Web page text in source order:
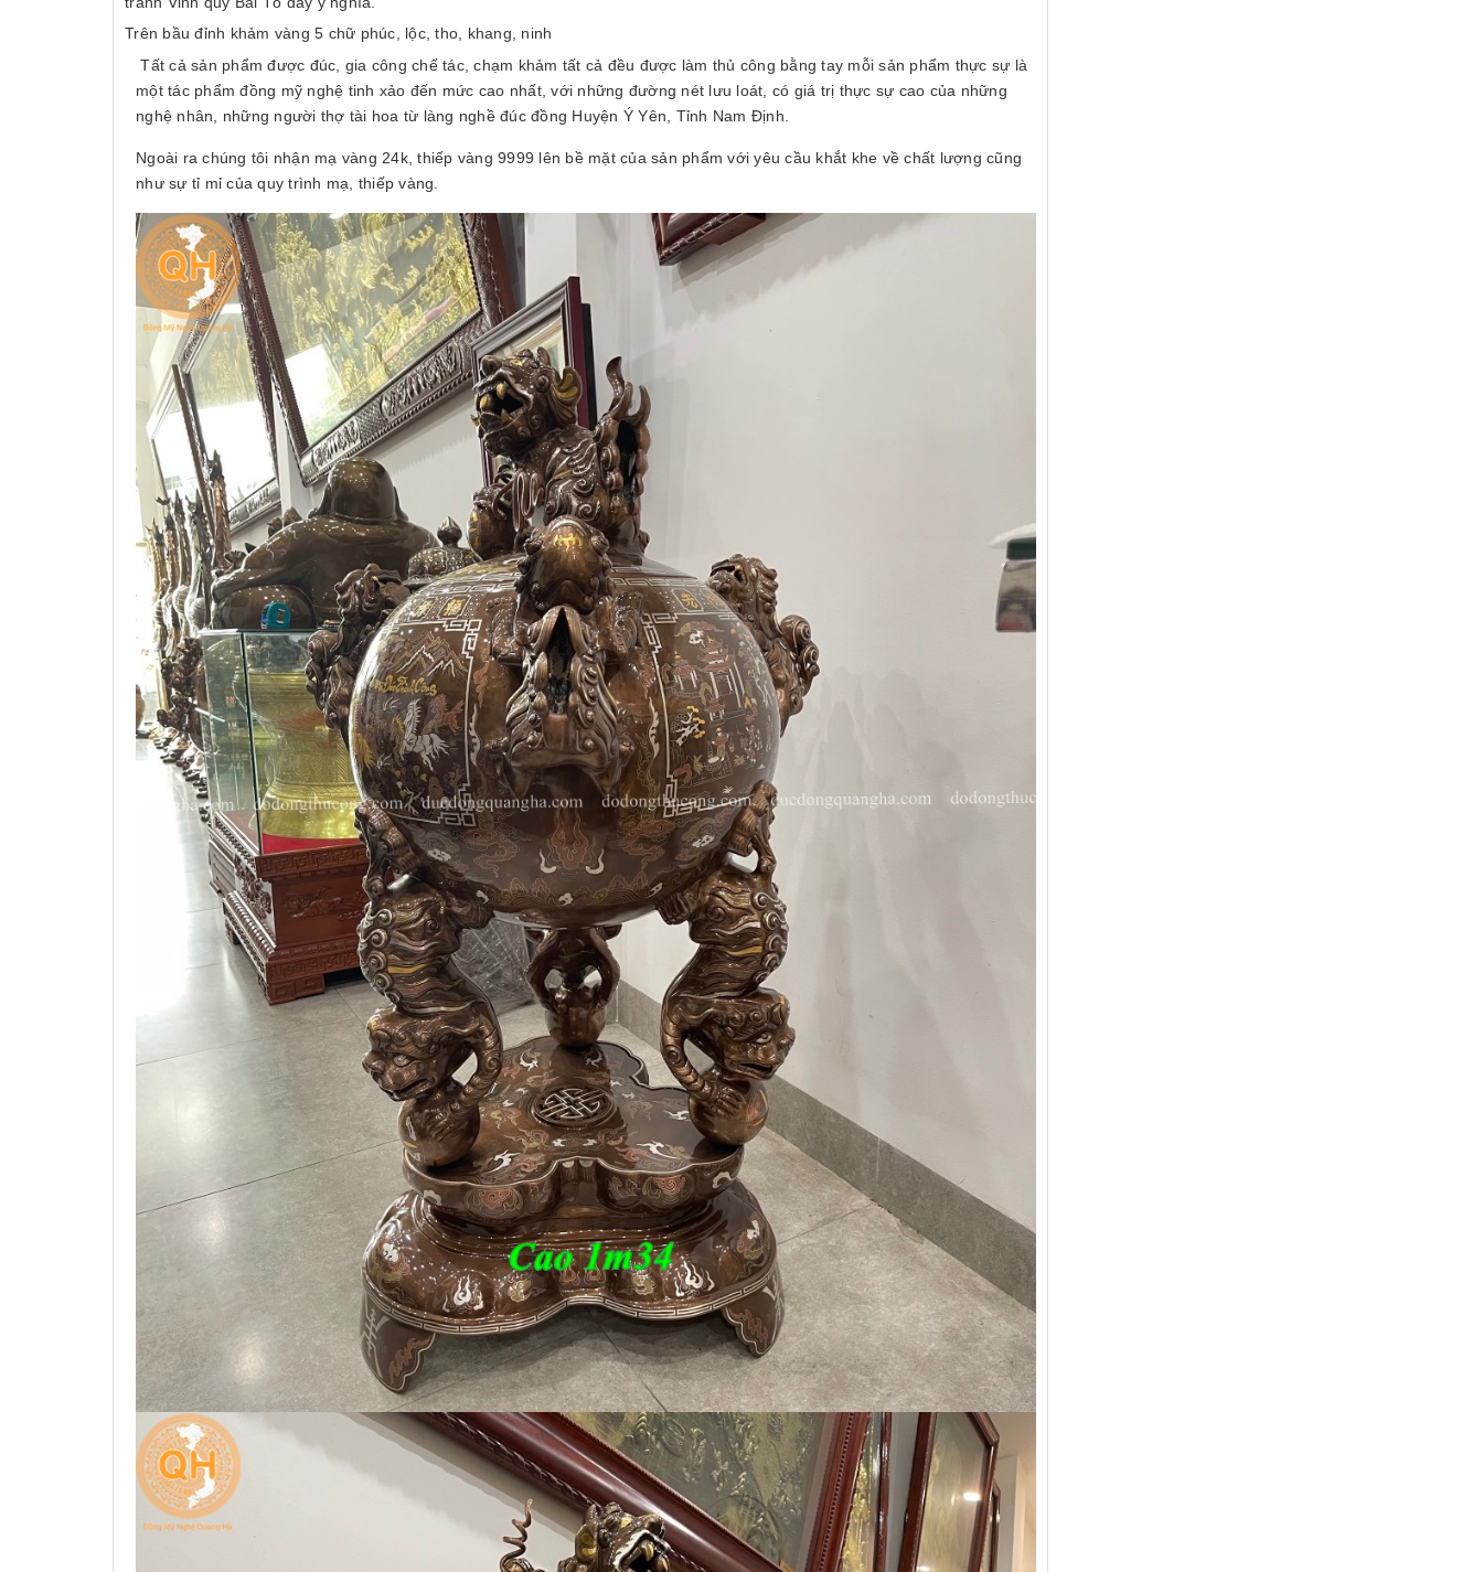
Trên bầu đỉnh khảm vàng 5 chữ phúc, lộc, tho, khang, ninh
Tất cả sản phẩm được đúc, gia công chế tác, chạm khảm tất cả đều được làm thủ công bằng tay mỗi sản phẩm thực sự là
một tác phẩm đồng mỹ nghệ tinh xảo đến mức cao nhất, với những đường nét lưu loát, có giá trị thực sự cao của những
nghệ nhân, những người thợ tài hoa từ làng nghề đúc đồng Huyện Ý Yên, Tỉnh Nam Định.
Ngoài ra chúng tôi nhận mạ vàng 24k, thiếp vàng 9999 lên bề mặt của sản phẩm với yêu cầu khắt khe về chất lượng cũng
như sự tỉ mỉ của quy trình mạ, thiếp vàng.